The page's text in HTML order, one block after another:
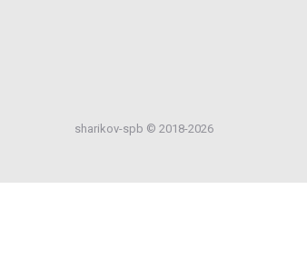
sharikov-spb © 2018-2026